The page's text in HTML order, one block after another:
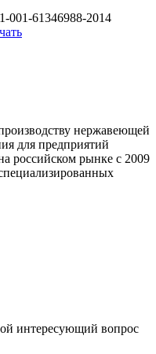
001-61346988-2014
нержавеющей
для предприятий
российском рынке с 2009
интересующий вопрос